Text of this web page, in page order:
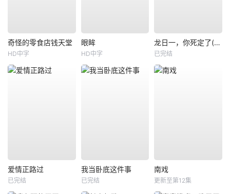
奇怪的零食店钱天堂
HD中字
眼眸
HD中字
龙日一，你死定了(短剧)
已完结
爱情正路过
已完结
我当卧底这件事
已完结
南戏
更新至第12集